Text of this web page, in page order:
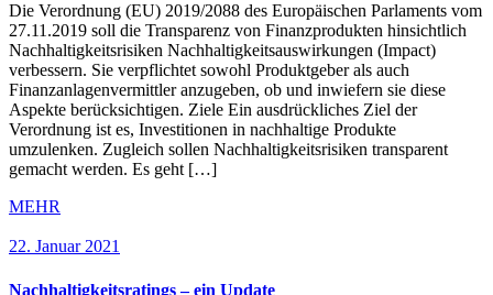
Die Verordnung (EU) 2019/2088 des Europäischen Parlaments vom
27.11.2019 soll die Transparenz von Finanzprodukten hinsichtlich
Nachhaltigkeitsrisiken Nachhaltigkeitsauswirkungen (Impact)
verbessern. Sie verpflichtet sowohl Produktgeber als auch
Finanzanlagenvermittler anzugeben, ob und inwiefern sie diese
Aspekte berücksichtigen. Ziele Ein ausdrückliches Ziel der
Verordnung ist es, Investitionen in nachhaltige Produkte
umzulenken. Zugleich sollen Nachhaltigkeitsrisiken transparent
gemacht werden. Es geht […]
MEHR
22. Januar 2021
Nachhaltigkeitsratings – ein Update